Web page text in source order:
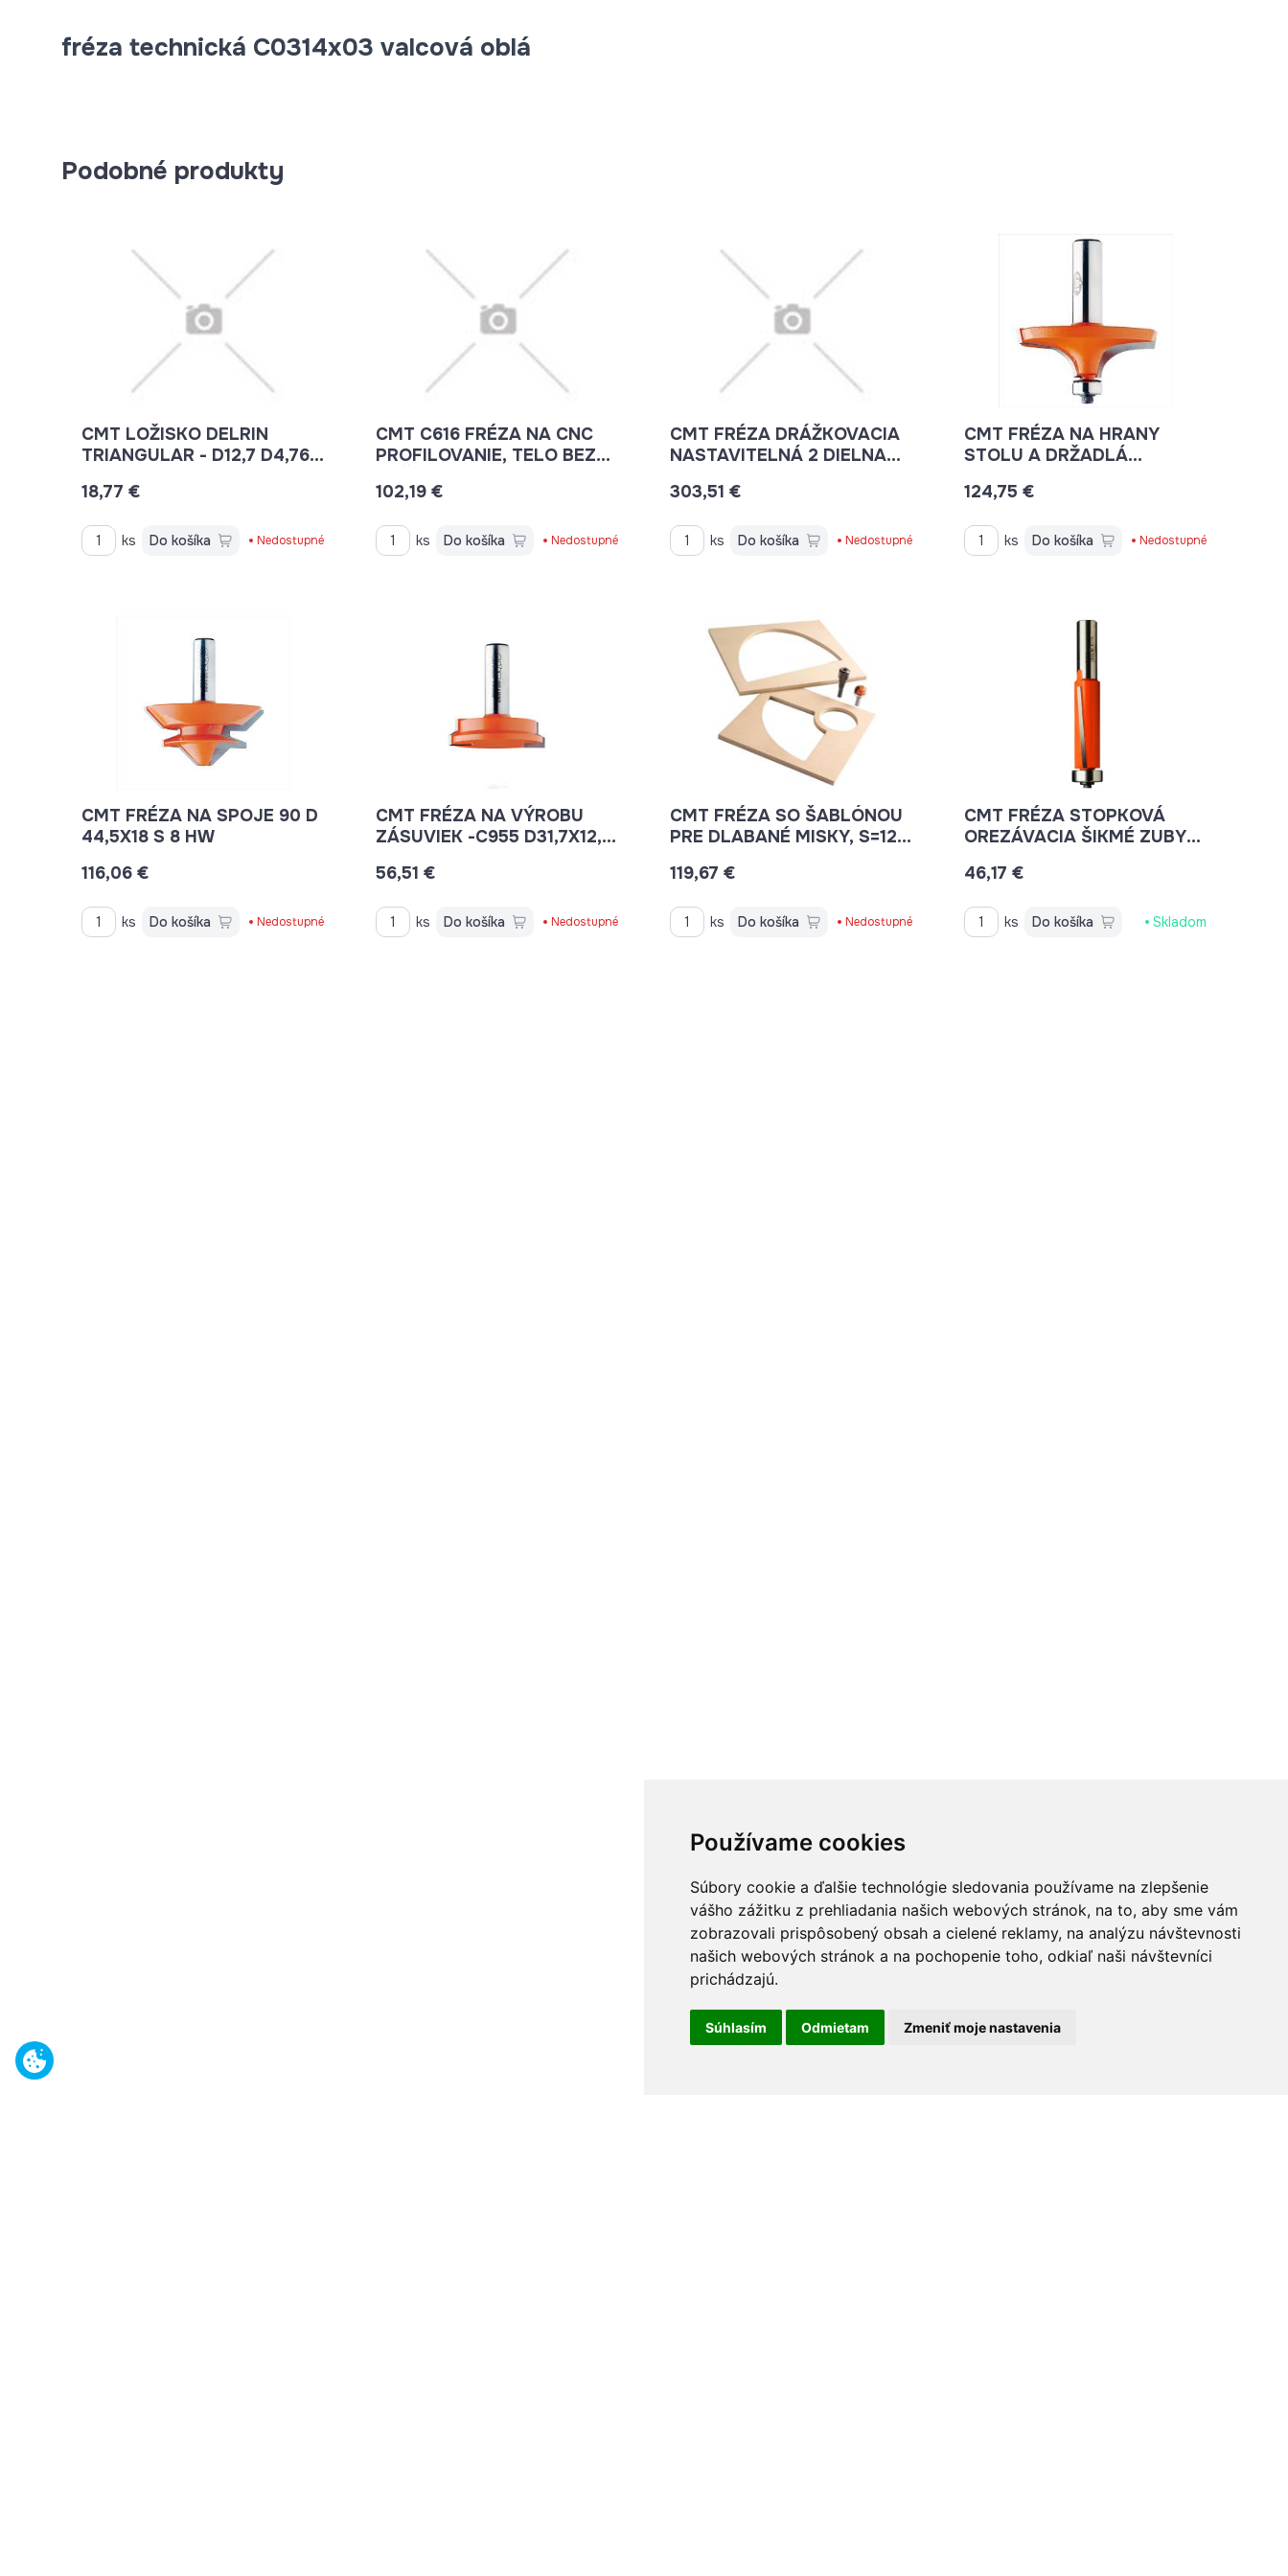
Používame cookies
Súbory cookie a ďalšie technológie sledovania používame na zlepšenie
vášho zážitku z prehliadania našich webových stránok, na to, aby sme vám
zobrazovali prispôsobený obsah a cielené reklamy, na analýzu návštevnosti
našich webových stránok a na pochopenie toho, odkiaľ naši návštevníci
prichádzajú.
Súhlasím Odmietam Zmeniť moje nastavenia
fréza technická C0314x03 valcová oblá
Podobné produkty
CMT LOŽISKO DELRIN
TRIANGULAR - D12,7 D4,76
18,77 €
ks Do košíka Nedostupné
CMT C616 FRÉZA NA CNC
PROFILOVANIE, TELO BEZ
102,19 €
ks Do košíka Nedostupné
CMT FRÉZA DRÁŽKOVACIA
NASTAVITELNÁ 2 DIELNA
303,51 €
ks Do košíka Nedostupné
CMT FRÉZA NA HRANY
STOLU A DRŽADLÁ
S=12 HM
124,75 €
ks Do košíka Nedostupné
CMT FRÉZA NA SPOJE 90 D
44,5X18 S 8 HW
116,06 €
ks Do košíka Nedostupné
CMT FRÉZA NA VÝROBU
ZÁSUVIEK -C955 D31,7X12,7
56,51 €
ks Do košíka Nedostupné
CMT FRÉZA SO ŠABLÓNOU
PRE DLABANÉ MISKY, S=12
119,67 €
ks Do košíka Nedostupné
CMT FRÉZA STOPKOVÁ
OREZÁVACIA ŠIKMÉ ZUBY
C90619111
46,17 €
ks Do košíka Skladom